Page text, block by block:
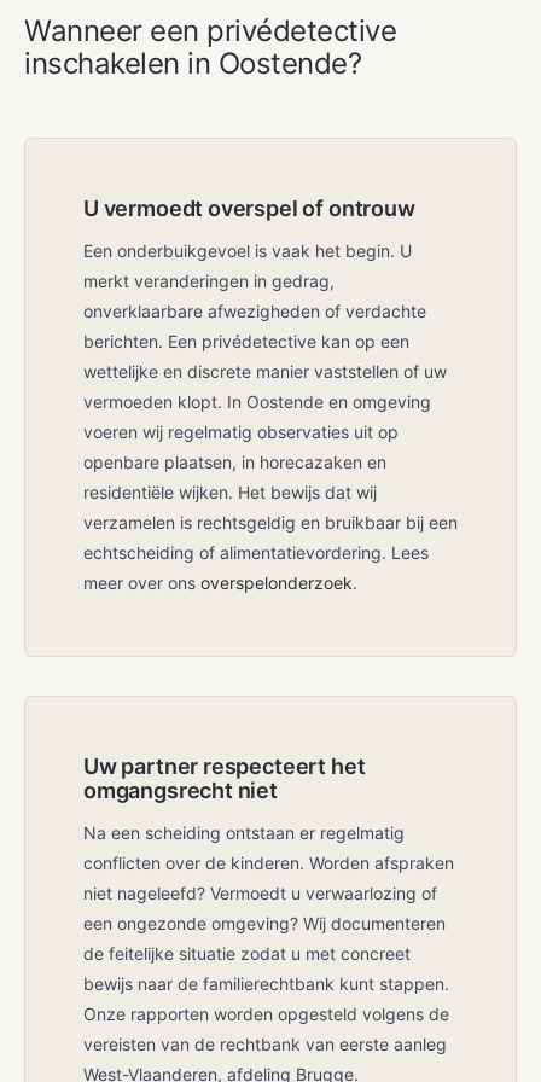
Wanneer een privédetective
inschakelen in Oostende?
U vermoedt overspel of ontrouw
Een onderbuikgevoel is vaak het begin. U
merkt veranderingen in gedrag,
onverklaarbare afwezigheden of verdachte
berichten. Een privédetective kan op een
wettelijke en discrete manier vaststellen of uw
vermoeden klopt. In Oostende en omgeving
voeren wij regelmatig observaties uit op
openbare plaatsen, in horecazaken en
residentiële wijken. Het bewijs dat wij
verzamelen is rechtsgeldig en bruikbaar bij een
echtscheiding of alimentatievordering. Lees
meer over ons overspelonderzoek.
Uw partner respecteert het
omgangsrecht niet
Na een scheiding ontstaan er regelmatig
conflicten over de kinderen. Worden afspraken
niet nageleefd? Vermoedt u verwaarlozing of
een ongezonde omgeving? Wij documenteren
de feitelijke situatie zodat u met concreet
bewijs naar de familierechtbank kunt stappen.
Onze rapporten worden opgesteld volgens de
vereisten van de rechtbank van eerste aanleg
West-Vlaanderen, afdeling Brugge.